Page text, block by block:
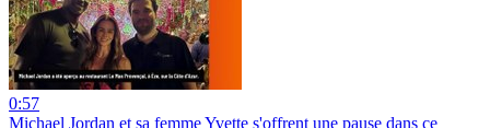
0:57
Michael Jordan et sa femme Yvette s'offrent une pause dans ce